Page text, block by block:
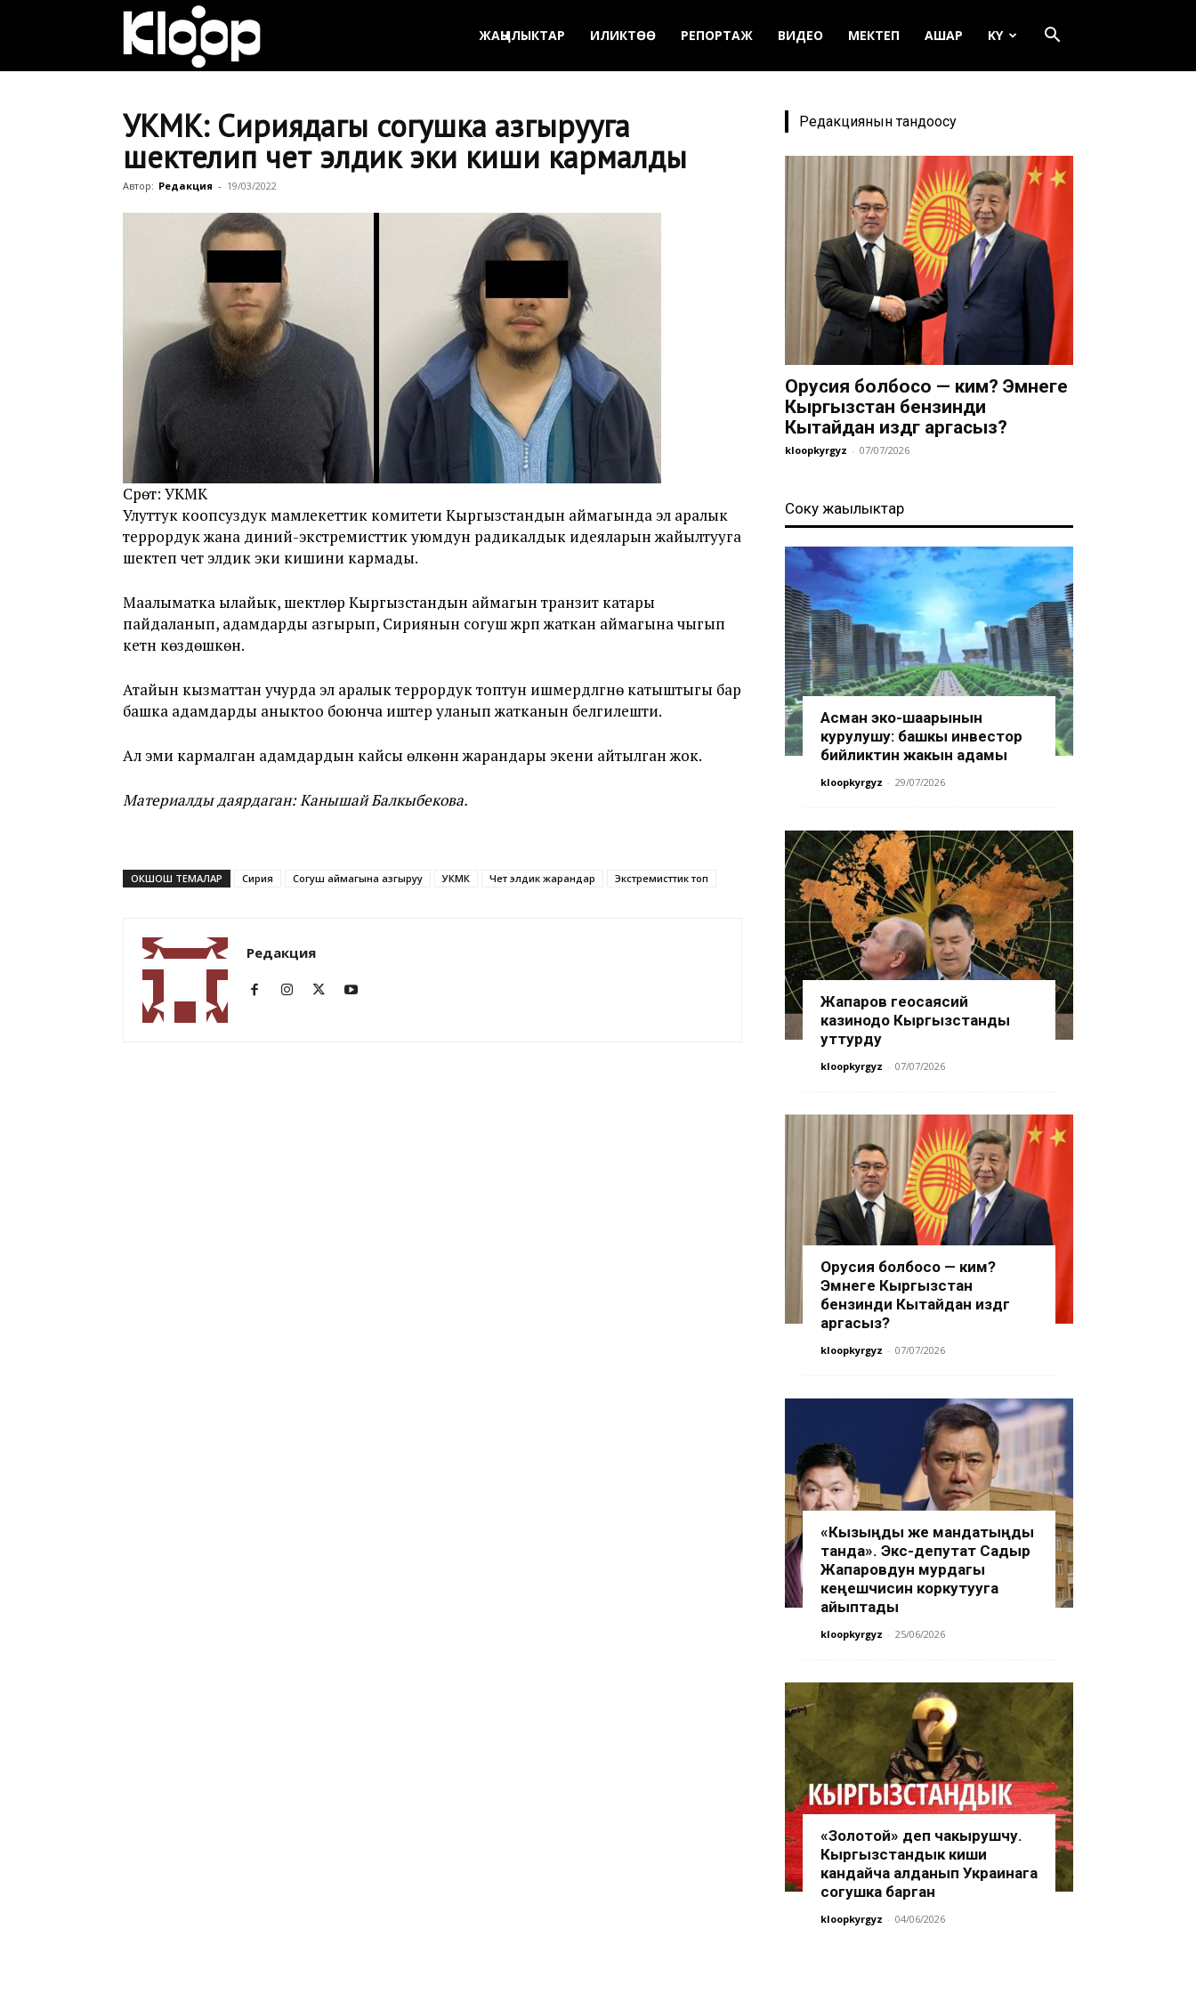
Кыргызстан
жаңылыктары
ЖАҢЫЛЫКТАР ИЛИКТӨӨ РЕПОРТАЖ ВИДЕО МЕКТЕП АШАР KY
УКМК: Сириядагы согушка азгырууга
шектелип чет элдик эки киши кармалды
Автор: Редакция - 19/03/2022
Сүрөт: УКМК
Улуттук коопсуздук мамлекеттик комитети Кыргызстандын аймагында эл аралык
террордук жана диний-экстремисттик уюмдун радикалдык идеяларын жайылтууга
шектеп чет элдик эки кишини кармады.
Маалыматка ылайык, шектүүлөр Кыргызстандын аймагын транзит катары
пайдаланып, адамдарды азгырып, Сириянын согуш жүрүп жаткан аймагына чыгып
кетүүнү көздөшкөн.
Атайын кызматтан учурда эл аралык террордук топтун ишмердүүлүгүнө катыштыгы бар
башка адамдарды аныктоо боюнча иштер уланып жатканын белгилешти.
Ал эми кармалган адамдардын кайсы өлкөнүн жарандары экени айтылган жок.
Материалды даярдаган: Канышай Балкыбекова.
ОКШОШ ТЕМАЛАР Сирия Согуш аймагына азгыруу УКМК Чет элдик жарандар Экстремисттик топ
Редакция
Редакциянын тандоосу
Орусия болбосо — ким? Эмнеге
Кыргызстан бензинди
Кытайдан издөөгө аргасыз?
kloopkyrgyz - 07/07/2026
Соңку жаңылыктар
Асман эко-шаарынын
курулушу: башкы инвестор
бийликтин жакын адамы
kloopkyrgyz - 29/07/2026
Жапаров геосаясий
казинодо Кыргызстанды
уттурду
kloopkyrgyz - 07/07/2026
Орусия болбосо — ким?
Эмнеге Кыргызстан
бензинди Кытайдан издөөгө
аргасыз?
kloopkyrgyz - 07/07/2026
«Кызыңды же мандатыңды
танда». Экс-депутат Садыр
Жапаровдун мурдагы
кеңешчисин коркутууга
айыптады
kloopkyrgyz - 25/06/2026
«Золотой» деп чакырушчу.
Кыргызстандык киши
кандайча алданып Украинага
согушка барган
kloopkyrgyz - 04/06/2026